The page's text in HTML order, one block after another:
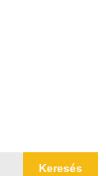
Keresés